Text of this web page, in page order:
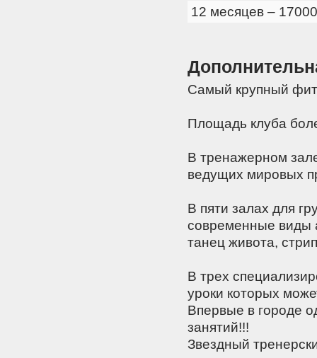
12 месяцев –
Самый крупный
Площадь клуба
В тренажерном
ведущих мировых
В пяти залах для
современные виды
танец живота,
В трех
уроки которых
Впервые в городе
занятий!!!
Звездный